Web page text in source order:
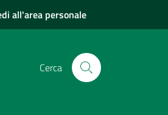
all'area personale
Cerca